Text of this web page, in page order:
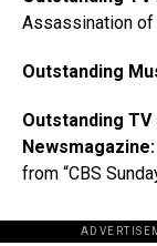
Assassination of
Outstanding
Outstanding
Newsmagazine:
from “CBS